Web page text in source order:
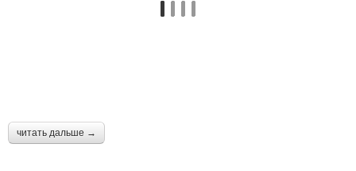
читать дальше →